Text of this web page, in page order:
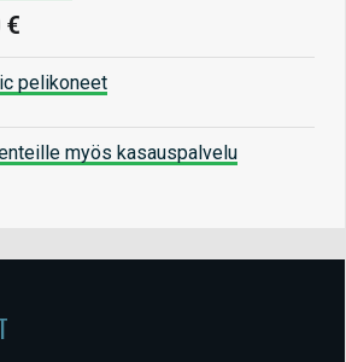
€
pelikoneet
myös kasauspalvelu